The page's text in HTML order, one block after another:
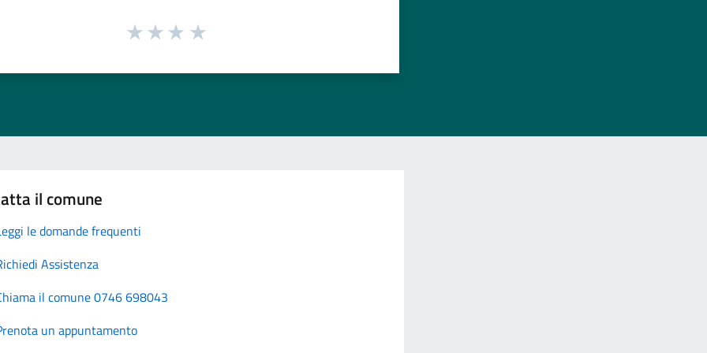
il comune
le domande frequenti
Assistenza
il comune 0746 698043
un appuntamento